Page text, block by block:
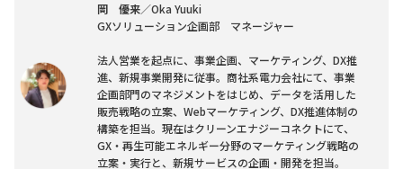
岡 優来／Oka Yuuki
GXソリューション企画部 マネージャー
法人営業を起点に、事業企画、マーケティング、DX推
進、新規事業開発に従事。商社系電力会社にて、事業
企画部門のマネジメントをはじめ、データを活用した
販売戦略の立案、Webマーケティング、DX推進体制の
構築を担当。現在はクリーンエナジーコネクトにて、
GX・再生可能エネルギー分野のマーケティング戦略の
立案・実行と、新規サービスの企画・開発を担当。